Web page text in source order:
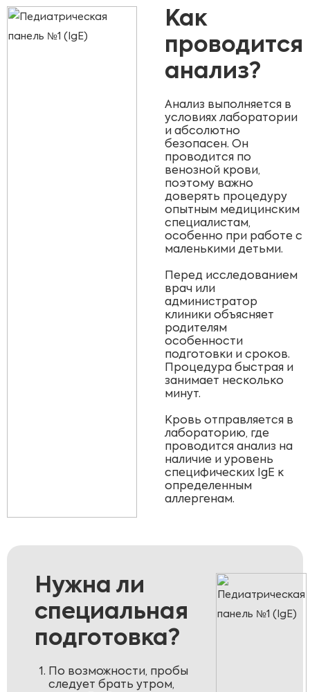
Как
проводится
анализ?
Анализ выполняется в
условиях лаборатории
и абсолютно
безопасен. Он
проводится по
венозной крови,
поэтому важно
доверять процедуру
опытным медицинским
специалистам,
особенно при работе с
маленькими детьми.
Перед исследованием
врач или
администратор
клиники объясняет
родителям
особенности
подготовки и сроков.
Процедура быстрая и
занимает несколько
минут.
Кровь отправляется в
лабораторию, где
проводится анализ на
наличие и уровень
специфических IgE к
определенным
аллергенам.
Нужна ли
специальная
подготовка?
По возможности, пробы
следует брать утром,